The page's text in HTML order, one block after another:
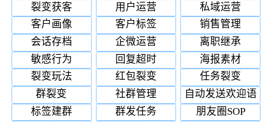
裂变获客
用户运营
私域运营
客户画像
客户标签
销售管理
会话存档
企微运营
离职继承
敏感行为
回复超时
海报素材
裂变玩法
红包裂变
任务裂变
群裂变
社群管理
自动发送欢迎语
标签建群
群发任务
朋友圈SOP